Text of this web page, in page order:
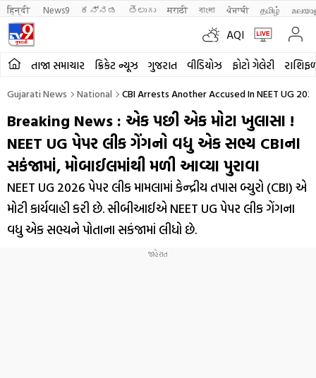
हिन्दी News9 ಕನ್ನಡ తెలుగు मराठी বাংলা ਪੰਜਾਬੀ தமிழ்
AQI
તાજા સમાચાર ક્રિકેટ ન્યૂઝ ગુજરાત વીડિયોઝ ફોટો ગેલેરી
Gujarati News National CBI Arrests Another Accused In NEET UG
Breaking News : એક પછી એક મોટા ખુલાસા !
NEET UG પેપર લીક ગેંગનો વધુ એક સભ્ય CBIના
સકંજામાં, મોબાઈલમાંથી મળી આવ્યા પુરાવા
NEET UG 2026 પેપર લીક મામલામાં કેન્દ્રીય તપાસ બ્યુરો (CBI) એ
મોટી કાર્યવાહી કરી છે. સીબીઆઈએ NEET UG પેપર લીક ગેંગના
વધુ એક સભ્યને પોતાના સકંજામાં લીધો છે.